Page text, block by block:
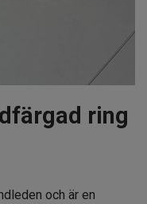
ring
och är en